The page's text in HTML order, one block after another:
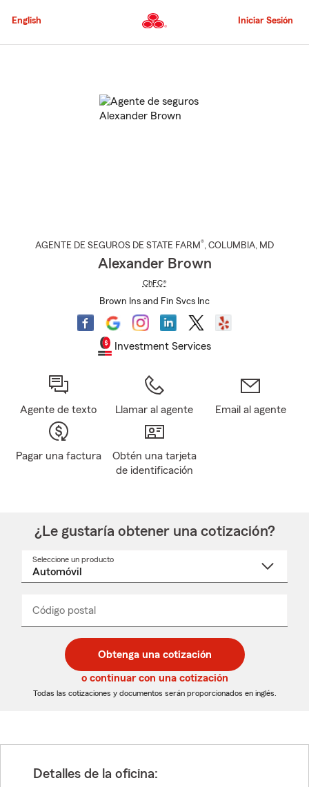
al
principal
English Iniciar Sesión
AGENTE DE SEGUROS DE STATE FARM®, COLUMBIA, MD
Alexander Brown
ChFC®
Brown Ins and Fin Svcs Inc
Investment Services
Agente de texto Llamar al agente Email al agente
Pagar una factura
Obtén una tarjeta
de identificación
¿Le gustaría obtener una cotización?
Seleccione un producto
desplegable
Código postal
de
5
dígitos
de
5
dígitos
_____
Obtenga una cotización
o continuar con una cotización
Todas las cotizaciones y documentos serán proporcionados en inglés.
Detalles de la oficina: